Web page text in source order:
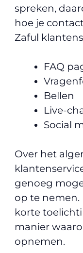
spreken,
hoe je
Zaful
FAQ
Bellen
Live-
Social
Over het
genoeg
op te nemen.
korte
manier
opnemen.